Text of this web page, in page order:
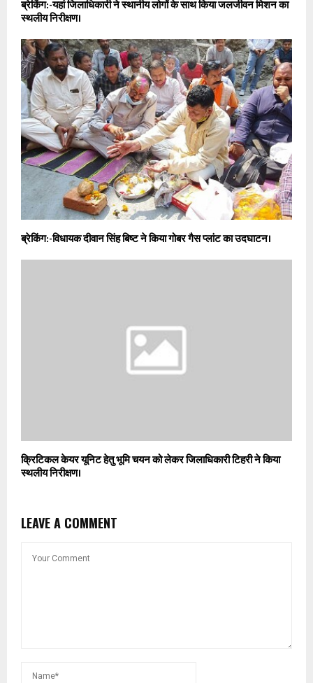
ब्रेकिंग:-यहां जिलाधिकारी ने स्थानीय लोगों के साथ किया जलजीवन मिशन का
स्थलीय निरीक्षण।
ब्रेकिंग:-विधायक दीवान सिंह बिष्ट ने किया गोबर गैस प्लांट का उदघाटन।
क्रिटिकल केयर यूनिट हेतु भूमि चयन को लेकर जिलाधिकारी टिहरी ने किया
स्थलीय निरीक्षण।
LEAVE A COMMENT